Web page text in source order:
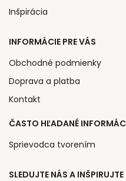
SLEDUJTE NÁS A INŠPIRUJTE
Inšpirácia
INFORMÁCIE PRE VÁS
Obchodné podmienky
Doprava a platba
Kontakt
ČASTO HĽADANÉ
Sprievodca tvorením